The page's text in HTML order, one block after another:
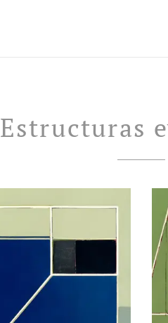
Estructuras